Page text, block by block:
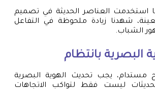
استخدمت العناصر الحديثة في تصميم
شهدنا زيادة ملحوظة في التفاعل
الشباب.
البصرية بانتظام
مستدام، يجب تحديث الهوية البصرية
ليست فقط لتواكب الاتجاهات